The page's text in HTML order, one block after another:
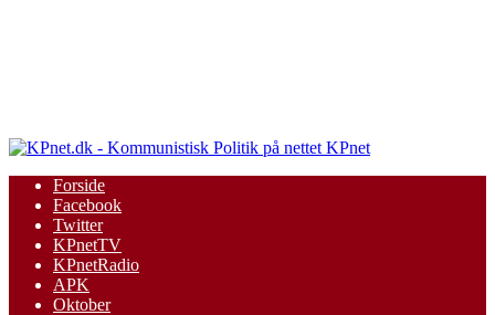
KPnet
Forside
Facebook
Twitter
KPnetTV
KPnetRadio
APK
Oktober